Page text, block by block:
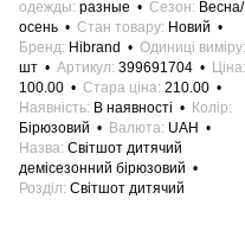
одежды разные Сезон Весна/
осень
Стан товару Новий
Бренд Hibrand
Одиниці виміру
шт
Артикул 399691704
Ціна
100.00
Стара ціна 210.00
Наявність В наявності
Колір
Бірюзовий
Валюта UAH
Назва Світшот дитячий
демісезонний бірюзовий
Розділ Світшот дитячий